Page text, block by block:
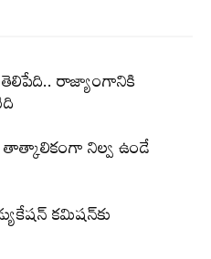
తెలిపేది.. రాజ్యాంగానికి
తాత్కాలికంగా నిల్వ ఉండే
కమిషన్‌కు